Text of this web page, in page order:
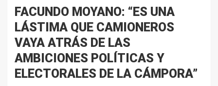
FACUNDO MOYANO: “ES UNA
LÁSTIMA QUE CAMIONEROS
VAYA ATRÁS DE LAS
AMBICIONES POLÍTICAS Y
ELECTORALES DE LA CÁMPORA”